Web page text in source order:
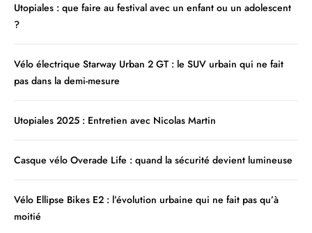
Utopiales : que faire au festival avec un enfant ou un adolescent
?
Vélo électrique Starway Urban 2 GT : le SUV urbain qui ne fait
pas dans la demi-mesure
Utopiales 2025 : Entretien avec Nicolas Martin
Casque vélo Overade Life : quand la sécurité devient lumineuse
Vélo Ellipse Bikes E2 : l’évolution urbaine qui ne fait pas qu’à
moitié